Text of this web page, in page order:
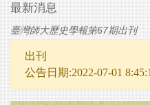
最新消息
臺灣師大歷史學報第67期出刊
出刊
公告日期:2022-07-01